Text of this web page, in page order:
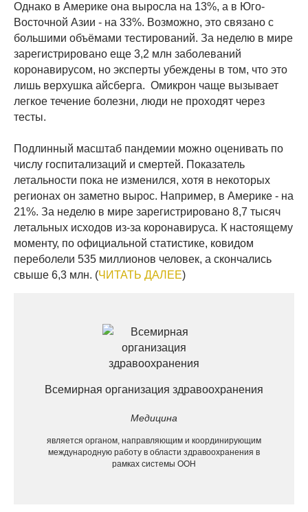
Однако в Америке она выросла на 13%, а в Юго-
Восточной Азии - на 33%. Возможно, это связано с
большими объёмами тестирований. За неделю в мире
зарегистрировано еще 3,2 млн заболеваний
коронавирусом, но эксперты убеждены в том, что это
лишь верхушка айсберга. Омикрон чаще вызывает
легкое течение болезни, люди не проходят через
тесты.
Подлинный масштаб пандемии можно оценивать по
числу госпитализаций и смертей. Показатель
летальности пока не изменился, хотя в некоторых
регионах он заметно вырос. Например, в Америке - на
21%. За неделю в мире зарегистрировано 8,7 тысяч
летальных исходов из-за коронавируса. К настоящему
моменту, по официальной статистике, ковидом
переболели 535 миллионов человек, а скончались
свыше 6,3 млн. (ЧИТАТЬ ДАЛЕЕ)
Всемирная организация здравоохранения
Медицина
является органом, направляющим и координирующим
международную работу в области здравоохранения в
рамках системы ООН